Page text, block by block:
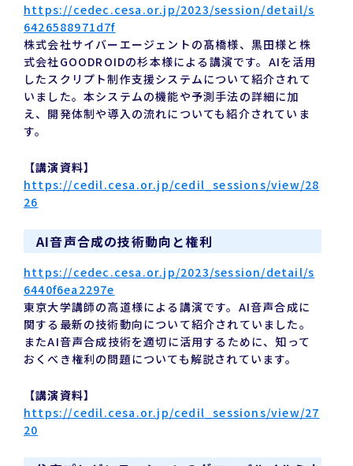
https://cedec.cesa.or.jp/2023/session/detail/s
6426588971d7f
株式会社サイバーエージェントの髙橋様、黒田様と株
式会社GOODROIDの杉本様による講演です。AIを活用
したスクリプト制作支援システムについて紹介されて
いました。本システムの機能や予測手法の詳細に加
え、開発体制や導入の流れについても紹介されていま
す。
【講演資料】
https://cedil.cesa.or.jp/cedil_sessions/view/28
26
AI音声合成の技術動向と権利
https://cedec.cesa.or.jp/2023/session/detail/s
6440f6ea2297e
東京大学講師の高道様による講演です。AI音声合成に
関する最新の技術動向について紹介されていました。
またAI音声合成技術を適切に活用するために、知って
おくべき権利の問題についても解説されています。
【講演資料】
https://cedil.cesa.or.jp/cedil_sessions/view/27
20